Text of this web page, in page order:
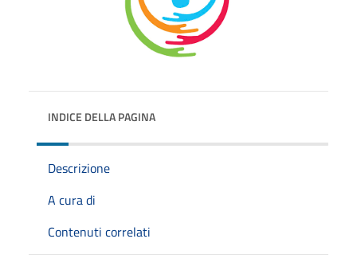
INDICE DELLA PAGINA
Descrizione
A cura di
Contenuti correlati